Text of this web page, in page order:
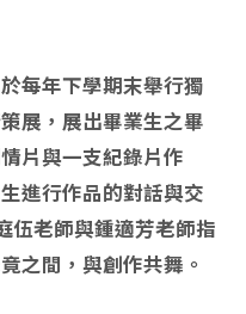
每年下學期末舉行獨
展，展出畢業生之畢
片與一支紀錄片作
進行作品的對話與交
伍老師與鍾適芳老師指
之間，與創作共舞。